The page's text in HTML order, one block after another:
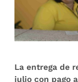
La entrega de
julio con pago